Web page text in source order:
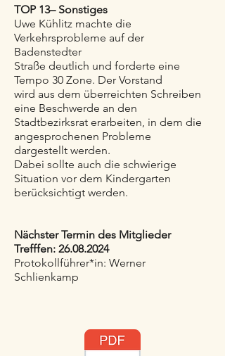
TOP 13– Sonstiges
Uwe Kühlitz machte die
Verkehrsprobleme auf der
Badenstedter
Straße deutlich und forderte eine
Tempo 30 Zone. Der Vorstand
wird aus dem überreichten Schreiben
eine Beschwerde an den
Stadtbezirksrat erarbeiten, in dem die
angesprochenen Probleme
dargestellt werden.
Dabei sollte auch die schwierige
Situation vor dem Kindergarten
berücksichtigt werden.
Nächster Termin des Mitglieder
Trefffen: 26.08.2024
Protokollführer*in: Werner
Schlienkamp